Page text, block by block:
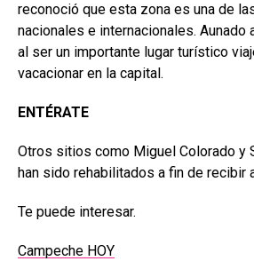
reconoció que esta zona es una de
nacionales e internacionales. Aunado
al ser un importante lugar turístico
vacacionar en la capital.
ENTÉRATE
Otros sitios como Miguel Colorado y
han sido rehabilitados a fin de recibir
Te puede interesar.
Campeche HOY